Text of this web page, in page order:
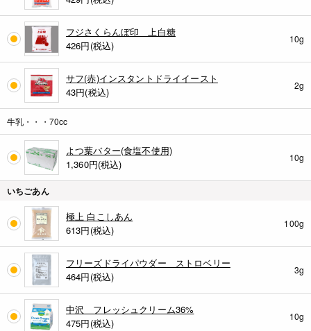
フジさくらんぼ印 上白糖
426円(税込)
10g
サフ(赤)インスタントドライイースト
43円(税込)
2g
牛乳・・・70cc
よつ葉バター(食塩不使用)
1,360円(税込)
10g
いちごあん
極上 白こしあん
613円(税込)
100g
フリーズドライパウダー ストロベリー
464円(税込)
3g
中沢 フレッシュクリーム36%
475円(税込)
10g